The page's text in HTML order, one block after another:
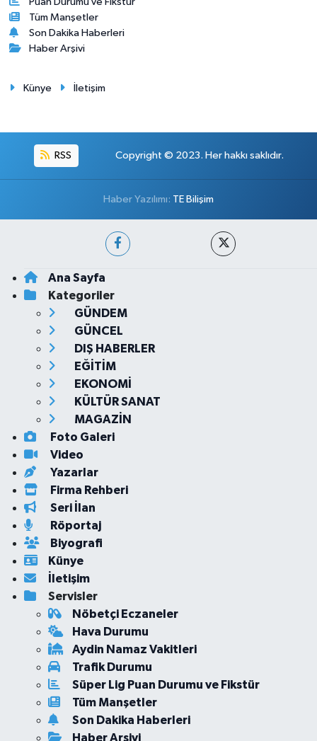
Tüm Manşetler
Son Dakika Haberleri
Haber Arşivi
Künye İletişim
RSS Copyright © 2023. Her hakkı saklıdır.
Haber Yazılımı: TE Bilişim
Ana Sayfa
Kategoriler
GÜNDEM
GÜNCEL
DIŞ HABERLER
EĞİTİM
EKONOMİ
KÜLTÜR SANAT
MAGAZİN
Foto Galeri
Video
Yazarlar
Firma Rehberi
Seri İlan
Röportaj
Biyografi
Künye
İletişim
Servisler
Nöbetçi Eczaneler
Hava Durumu
Aydin Namaz Vakitleri
Trafik Durumu
Süper Lig Puan Durumu ve Fikstür
Tüm Manşetler
Son Dakika Haberleri
Haber Arşivi